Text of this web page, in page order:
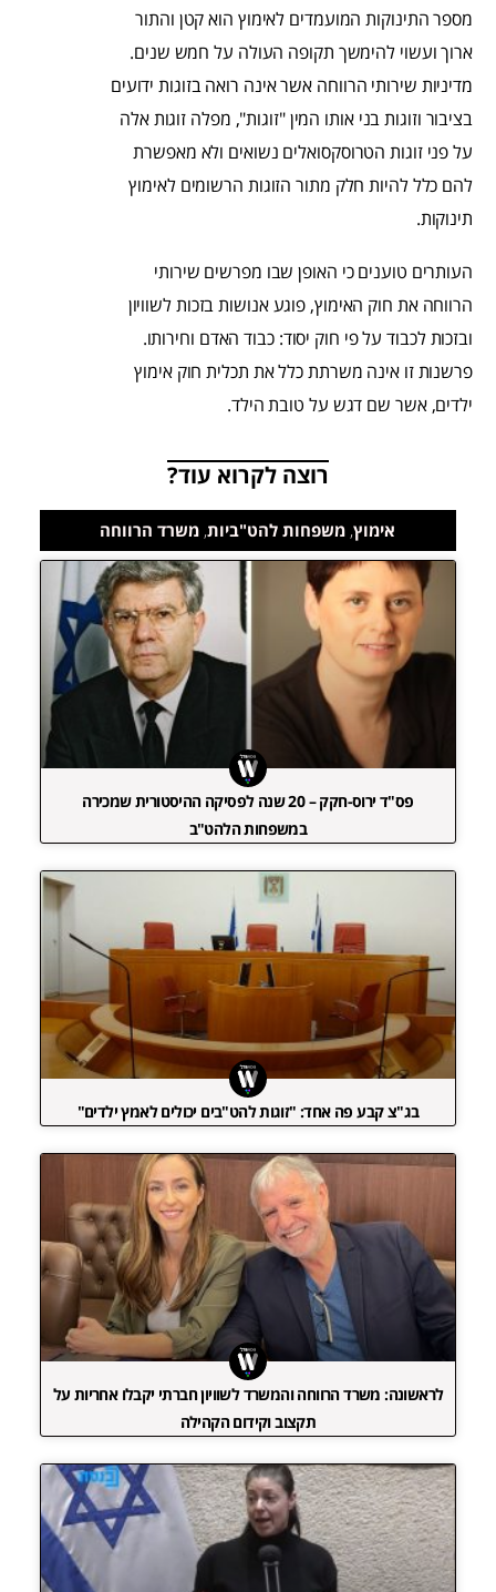
מספר התינוקות המועמדים לאימוץ הוא קטן והתור
ארוך ועשוי להימשך תקופה העולה על חמש שנים.
מדיניות שירותי הרווחה אשר אינה רואה בזוגות ידועים
בציבור וזוגות בני אותו המין "זוגות", מפלה זוגות אלה
על פני זוגות הטרוסקסואלים נשואים ולא מאפשרת
להם כלל להיות חלק מתור הזוגות הרשומים לאימוץ
תינוקות.
העותרים טוענים כי האופן שבו מפרשים שירותי
הרווחה את חוק האימוץ, פוגע אנושות בזכות לשוויון
ובזכות לכבוד על פי חוק יסוד: כבוד האדם וחירותו.
פרשנות זו אינה משרתת כלל את תכלית חוק אימוץ
ילדים, אשר שם דגש על טובת הילד.
רוצה לקרוא עוד?
אימוץ,משפחות להט"ביות,משרד הרווחה
פס"ד ירוס-חקק – 20 שנה לפסיקה ההיסטורית שמכירה
במשפחות הלהט"ב
בג"צ קבע פה אחד: "זוגות להט"בים יכולים לאמץ ילדים"
לראשונה: משרד הרווחה והמשרד לשוויון חברתי יקבלו אחריות על
תקצוב וקידום הקהילה